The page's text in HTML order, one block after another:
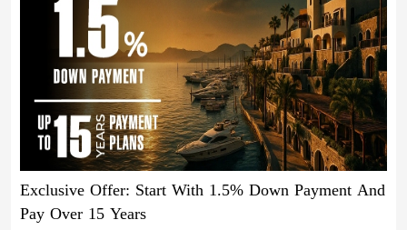
Exclusive Offer: Start With 1.5% Down Payment And
Pay Over 15 Years